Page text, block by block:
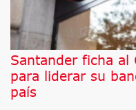
Santander ficha al
para liderar su
país